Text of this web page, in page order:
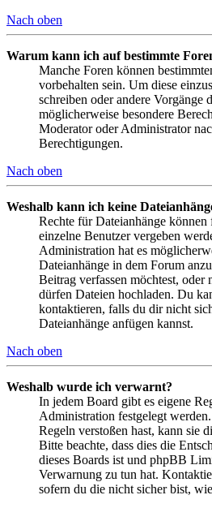
Nach oben
Warum kann ich auf bestimmte
Manche Foren können
vorbehalten sein. Um diese
schreiben oder andere Vorgänge
möglicherweise besondere
Moderator oder Administrator
Berechtigungen.
Nach oben
Weshalb kann ich keine
Rechte für Dateianhänge
einzelne Benutzer vergeben
Administration hat es
Dateianhänge in dem Forum
Beitrag verfassen möchtest, oder
dürfen Dateien hochladen. Du
kontaktieren, falls du dir nicht
Dateianhänge anfügen kannst.
Nach oben
Weshalb wurde ich verwarnt?
In jedem Board gibt es eigene
Administration festgelegt
Regeln verstoßen hast, kann sie
Bitte beachte, dass dies die
dieses Boards ist und phpBB
Verwarnung zu tun hat.
sofern du die nicht sicher bist,